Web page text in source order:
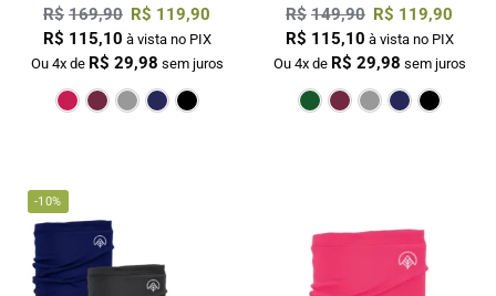
R$ 169,90 R$ 119,90
R$ 115,10 à vista no PIX
Ou 4x de R$ 29,98 sem juros
PinkBordô MarinhoPreto
R$ 149,90 R$ 119,90
R$ 115,10 à vista no PIX
Ou 4x de R$ 29,98 sem juros
Verde Escuro
Bordô
-10%